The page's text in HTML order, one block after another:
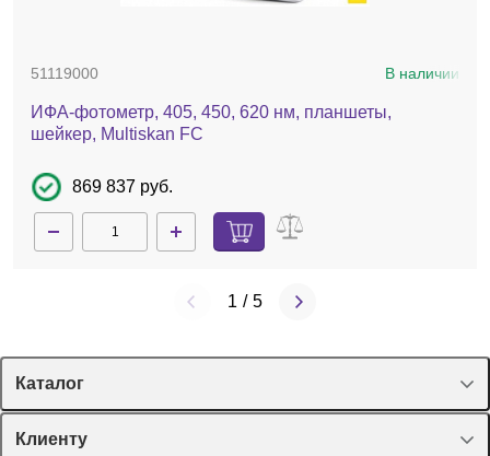
51119000 В наличии
ИФА-фотометр, 405, 450, 620 нм, планшеты,
шейкер, Multiskan FC
869 837 руб.
1 / 5
Каталог
Спецпредложения
Клиенту